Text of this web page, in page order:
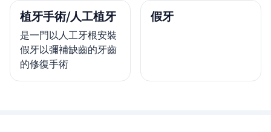
植牙手術/人工植牙
是一門以人工牙根安裝
假牙以彌補缺齒的牙齒
的修復手術
假牙